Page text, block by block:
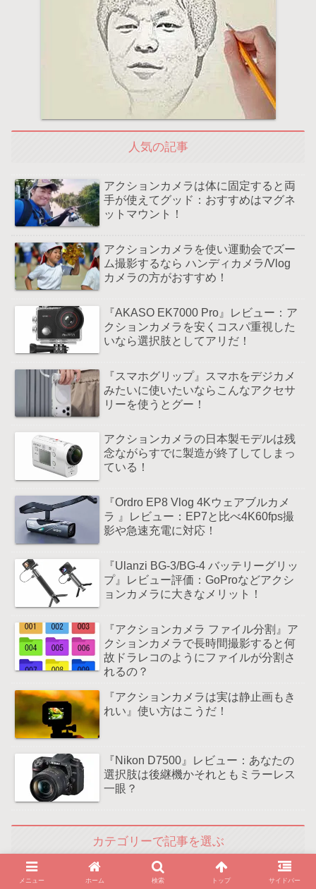
人気の記事
アクションカメラは体に固定すると両
手が使えてグッド：おすすめはマグネ
ットマウント！
アクションカメラを使い運動会でズー
ム撮影するなら ハンディカメラ/Vlog
カメラの方がおすすめ！
『AKASO EK7000 Pro』レビュー：ア
クションカメラを安くコスパ重視した
いなら選択肢としてアリだ！
『スマホグリップ』スマホをデジカメ
みたいに使いたいならこんなアクセサ
リーを使うとグー！
アクションカメラの日本製モデルは残
念ながらすでに製造が終了してしまっ
ている！
『Ordro EP8 Vlog 4Kウェアブルカメ
ラ 』レビュー：EP7と比べ4K60fps撮
影や急速充電に対応！
『Ulanzi BG-3/BG-4 バッテリーグリッ
プ』レビュー評価：GoProなどアクシ
ョンカメラに大きなメリット！
『アクションカメラ ファイル分割』ア
クションカメラで長時間撮影すると何
故ドラレコのようにファイルが分割さ
れるの？
『アクションカメラは実は静止画もき
れい』使い方はこうだ！
『Nikon D7500』レビュー：あなたの
選択肢は後継機かそれともミラーレス
一眼？
カテゴリーで記事を選ぶ
メニュー ホーム 検索 トップ サイドバー